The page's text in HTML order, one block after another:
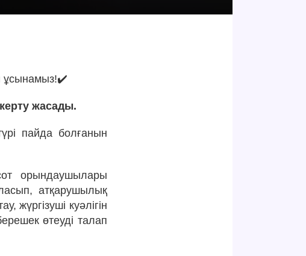
ұсынамыз!✔️
жасады.
пайда болғанын
орындаушылары
атқарушылық
жүргізуші куәлігін
өтеуді талап